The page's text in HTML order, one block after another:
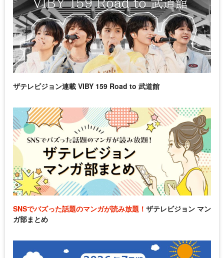
ザテレビジョン連載 VIBY 159 Road to 武道館
SNSでバズった話題のマンガが読み放題！ ザテレビジョン マン
ガ部まとめ